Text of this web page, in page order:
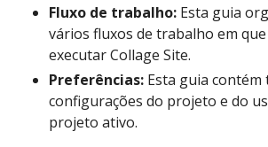
Fluxo de trabalho: Esta guia
vários fluxos de trabalho em
executar Collage Site.
Preferências: Esta guia contém
configurações do projeto e do
projeto ativo.